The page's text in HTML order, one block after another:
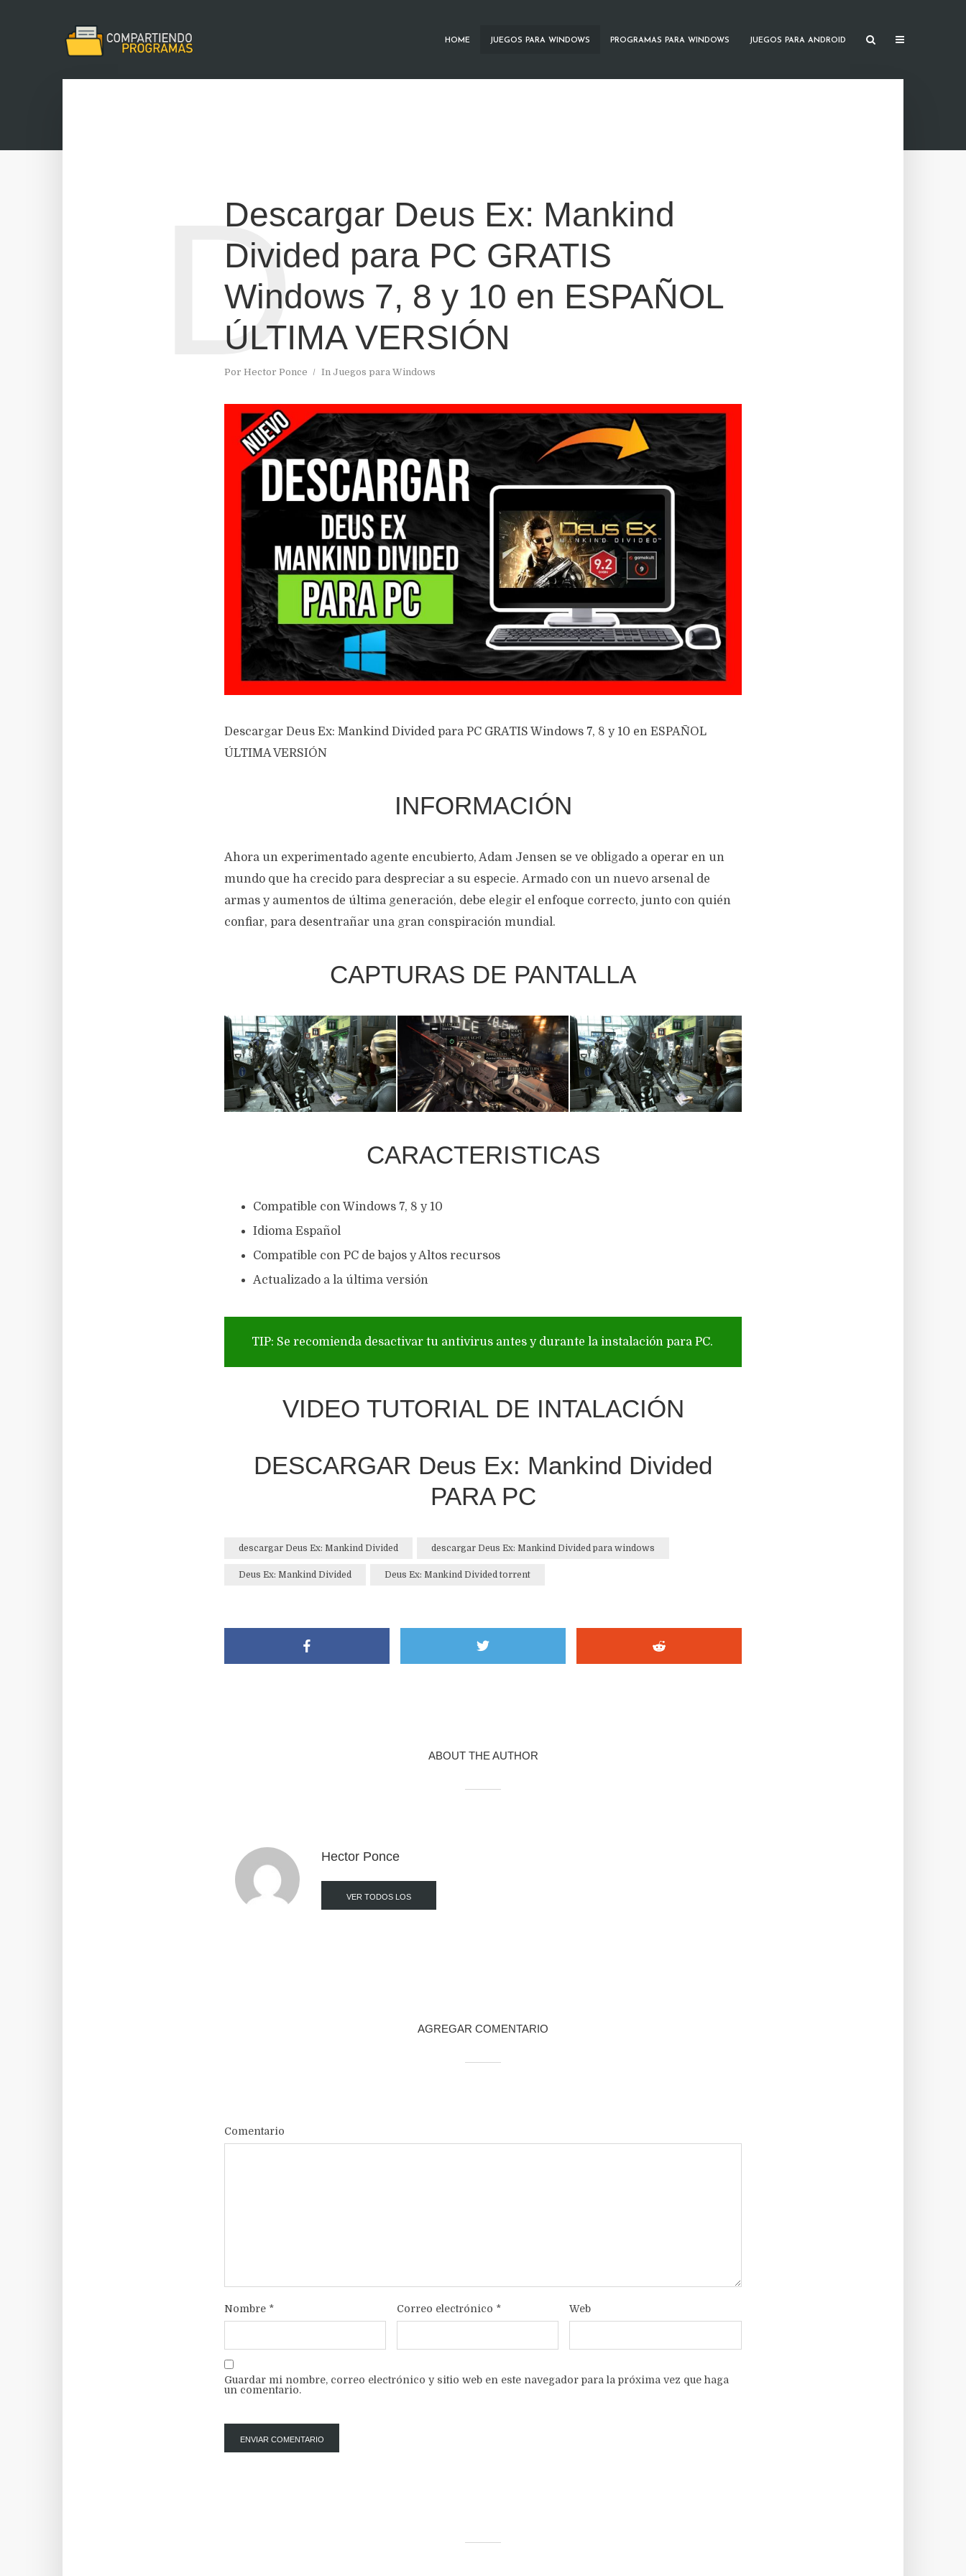
HOME JUEGOS PARA WINDOWS PROGRAMAS PARA WINDOWS JUEGOS PARA ANDROID
Descargar Deus Ex: Mankind
Divided para PC GRATIS
Windows 7, 8 y 10 en ESPAÑOL
ÚLTIMA VERSIÓN
Por Hector Ponce In Juegos para Windows
D
Descargar Deus Ex: Mankind Divided para PC GRATIS Windows 7, 8 y 10 en ESPAÑOL
ÚLTIMA VERSIÓN
INFORMACIÓN
Ahora un experimentado agente encubierto, Adam Jensen se ve obligado a operar en un
mundo que ha crecido para despreciar a su especie. Armado con un nuevo arsenal de
armas y aumentos de última generación, debe elegir el enfoque correcto, junto con quién
confiar, para desentrañar una gran conspiración mundial.
CAPTURAS DE PANTALLA
CARACTERISTICAS
Compatible con Windows 7, 8 y 10
Idioma Español
Compatible con PC de bajos y Altos recursos
Actualizado a la última versión
TIP: Se recomienda desactivar tu antivirus antes y durante la instalación para PC.
VIDEO TUTORIAL DE INTALACIÓN
DESCARGAR Deus Ex: Mankind Divided
PARA PC
descargar Deus Ex: Mankind Divided descargar Deus Ex: Mankind Divided para windows
Deus Ex: Mankind Divided Deus Ex: Mankind Divided torrent
ABOUT THE AUTHOR
Hector Ponce
VER TODOS LOS
AGREGAR COMENTARIO
Comentario
Nombre * Correo electrónico * Web
Guardar mi nombre, correo electrónico y sitio web en este navegador para la próxima vez que haga
un comentario.